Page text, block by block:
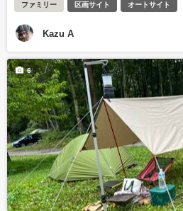
ファミリー 区画サイト オートサイト
Kazu A
6